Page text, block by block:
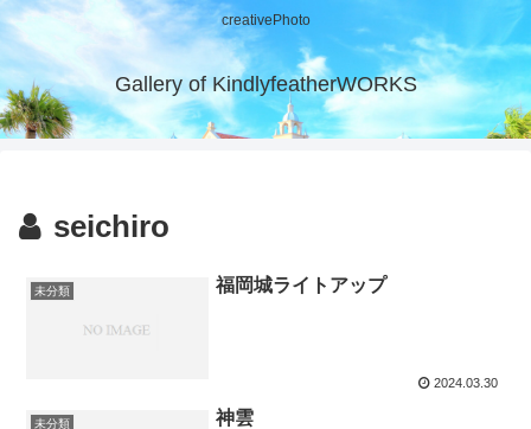
creativePhoto
Gallery of KindlyfeatherWORKS
seichiro
未分類 福岡城ライトアップ
2024.03.30
未分類 神雲